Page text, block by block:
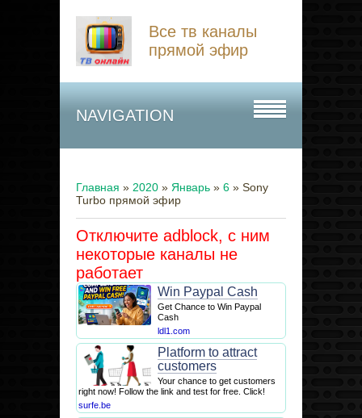
Все тв каналы
прямой эфир
NAVIGATION
Главная » 2020 » Январь » 6 » Sony
Turbo прямой эфир
Отключите adblock, с ним
некоторые каналы не
работает
Win Paypal Cash
Get Chance to Win Paypal
Cash
ldl1.com
Platform to attract
customers
Your chance to get customers
right now! Follow the link and test for free. Click!
surfe.be